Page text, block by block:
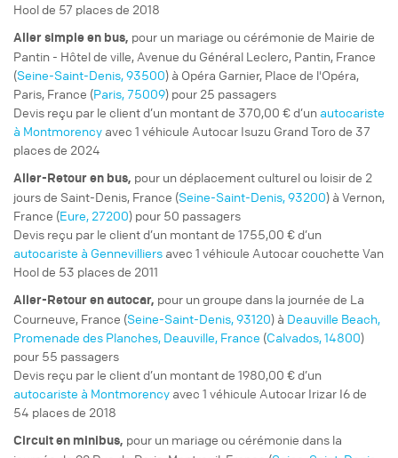
Hool de 57 places de 2018
Aller simpleen bus, pour un mariage ou cérémonie de Mairie de
Pantin - Hôtel de ville, Avenue du Général Leclerc, Pantin, France
(Seine-Saint-Denis, 93500) à Opéra Garnier, Place de l'Opéra,
Paris, France (Paris, 75009) pour 25 passagers
Devis reçu par le client d’un montant de 370,00 € d’un autocariste
à Montmorency avec 1 véhicule Autocar Isuzu Grand Toro de 37
places de 2024
Aller-Retouren bus, pour undéplacement culturel ou loisirde 2
jours de Saint-Denis, France (Seine-Saint-Denis, 93200) à Vernon,
France (Eure, 27200) pour 50 passagers
Devis reçu par le client d’un montant de 1755,00 € d’un
autocariste à Gennevilliers avec 1 véhicule Autocar couchette Van
Hool de 53 places de 2011
Aller-Retouren autocar, pour ungroupe dans la journée de La
Courneuve, France (Seine-Saint-Denis, 93120) à Deauville Beach,
Promenade des Planches, Deauville, France (Calvados, 14800)
pour 55 passagers
Devis reçu par le client d’un montant de 1980,00 € d’un
autocariste à Montmorency avec 1 véhicule Autocar Irizar I6 de
54 places de 2018
Circuiten minibus, pour un mariage ou cérémonie dans la